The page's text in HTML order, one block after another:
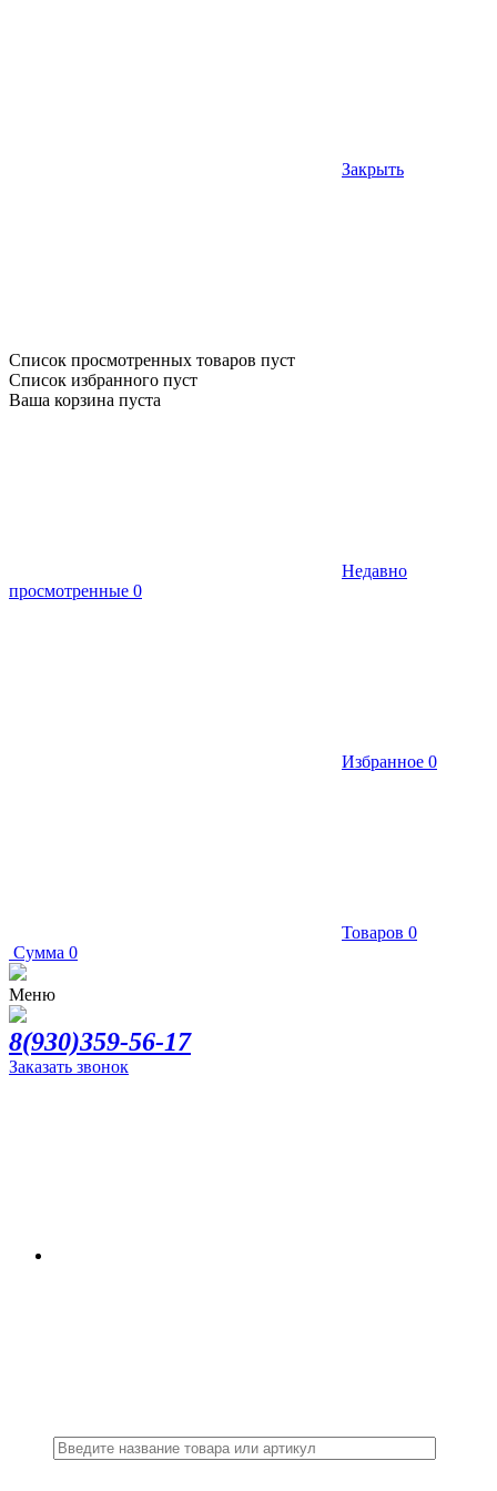
Закрыть
Список просмотренных товаров пуст
Список избранного пуст
Ваша корзина пуста
Недавно
просмотренные 0
Избранное 0
Товаров 0
Сумма 0
Меню
8(930)359-56-17
Заказать звонок